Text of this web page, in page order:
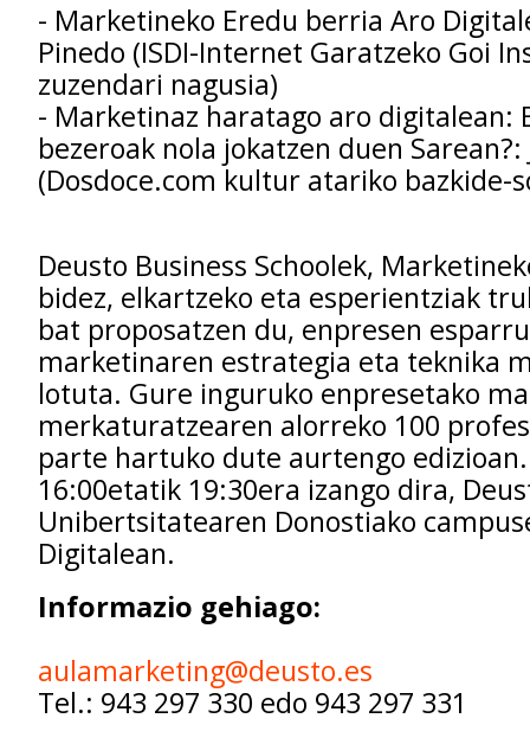
- Marketineko Eredu berria Aro
Pinedo (ISDI-Internet Garatzeko Goi
zuzendari nagusia)
- Marketinaz haratago aro digitalean:
bezeroak nola jokatzen duen Sarean?:
(Dosdoce.com kultur atariko bazkide-
Deusto Business Schoolek,
bidez, elkartzeko eta esperientziak
bat proposatzen du, enpresen
marketinaren estrategia eta teknika
lotuta. Gure inguruko enpresetako
merkaturatzearen alorreko 100
parte hartuko dute aurtengo edizioan.
16:00etatik 19:30era izango dira,
Unibertsitatearen Donostiako
Digitalean.
Informazio gehiago:
aulamarketing@deusto.es
Tel.: 943 297 330 edo 943 297 331